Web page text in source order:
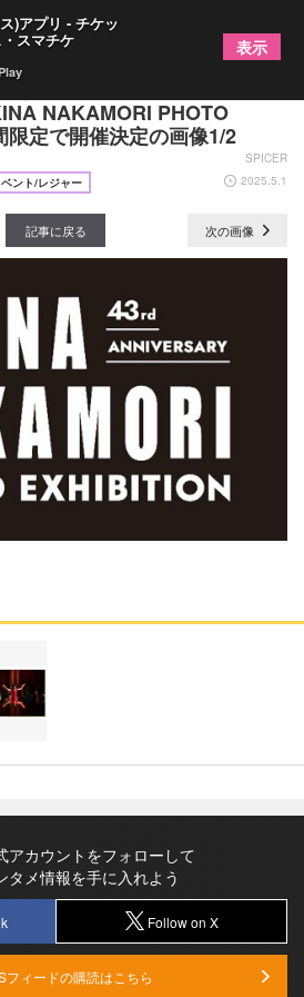
加賀翔が撮影 写真展『43rd
NAKAMORI PHOTO
定で開催決定の画像1/2
SPICER
ント/レジャー 2025.5.1
記事に戻る 次の画像
アカウントをフォローして
タメ情報を手に入れよう
Follow on X
ィードの購読はこちら
)アプリ - チケッ
スマチケ 表示